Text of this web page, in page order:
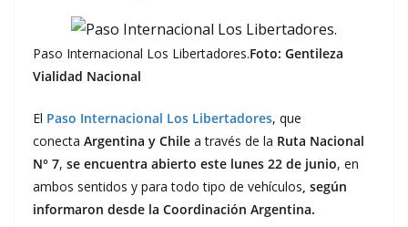
Paso Internacional Los Libertadores.Foto: Gentileza
Vialidad Nacional
El Paso Internacional Los Libertadores, que
conecta Argentina y Chile a través de la Ruta Nacional
N° 7, se encuentra abierto este lunes 22 de junio, en
ambos sentidos y para todo tipo de vehículos, según
informaron desde la Coordinación Argentina.